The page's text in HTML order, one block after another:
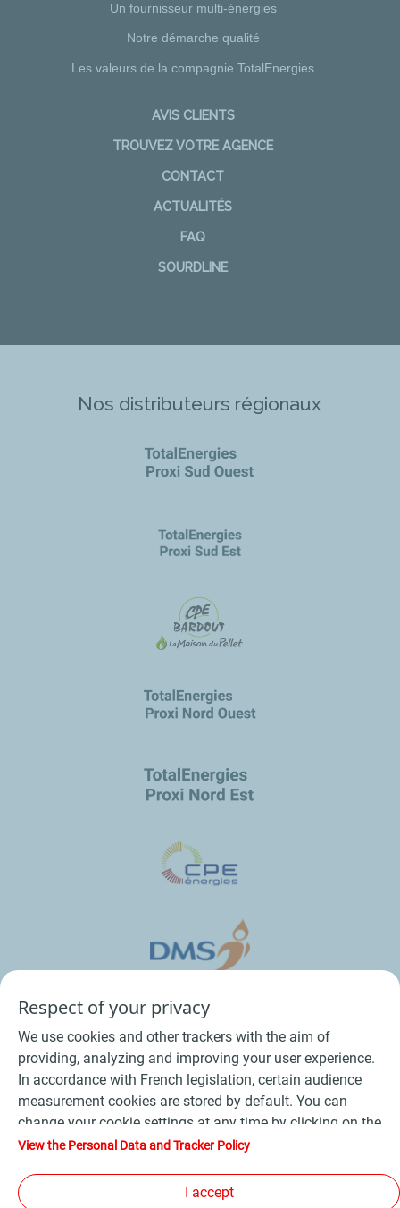
Un fournisseur multi-énergies
Notre démarche qualité
Les valeurs de la compagnie TotalEnergies
AVIS CLIENTS
TROUVEZ VOTRE AGENCE
CONTACT
ACTUALITÉS
FAQ
SOURDLINE
Nos distributeurs régionaux
Conditions Générales de Vente Bois
Conditions Générales d’Utilisation
Respect of your privacy
We use cookies and other trackers with the aim of
providing, analyzing and improving your user experience.
In accordance with French legislation, certain audience
measurement cookies are stored by default. You can
change your cookie settings at any time by clicking on the
"Manage my cookies" button. By clicking on the "Accept"
device. If you click on "Decline", only the technical cookies
View the Personal Data and Tracker Policy
I accept